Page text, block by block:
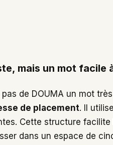
mais un mot facile
de DOUMA un mot
de placement. Il
Cette structure
dans un espace de